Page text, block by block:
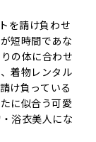
を請け負わせ
短時間であな
の体に合わせ
着物レンタル
け負っている
に似合う可愛
浴衣美人にな